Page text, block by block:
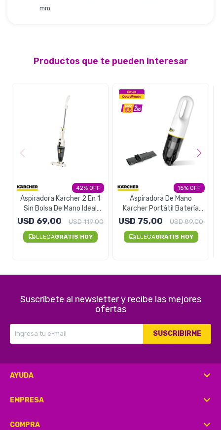
mm
Productos que te pueden interesar
42
Aspiradora Karcher 2 En 1
Sin Bolsa De Mano Ideal
Mascotas VCL1
USD 69,00 USD119,00
LLEGAGRATIS HOY
15
Aspiradora De Mano
Karcher Portátil Batería
Potente - Unidad
USD 75,00 USD89,00
LLEGAGRATIS HOY
Suscríbete al newsletter y recibe las mejores
ofertas
SUSCRIBIRME
AYUDA
EMPRESA
COMPRA